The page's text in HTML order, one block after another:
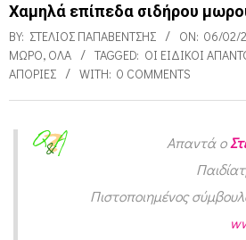
Χαμηλά επίπεδα σιδήρου
BY: ΣΤΈΛΙΟΣ ΠΑΠΑΒΈΝΤΣΗΣ ON: 06/02/
ΜΩΡΌ, ΌΛΑ TAGGED: ΟΙ ΕΙΔΙΚΟΊ
ΑΠΟΡΊΕΣ
WITH: 0 COMMENTS
Απαντά ο
Πιστοποιημένος